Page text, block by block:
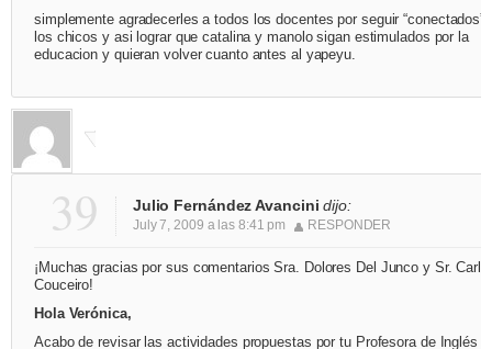
simplemente agradecerles a todos los docentes por seguir “conectados”
los chicos y asi lograr que catalina y manolo sigan estimulados por la
educacion y quieran volver cuanto antes al yapeyu.
39 Julio Fernández Avancini dijo:
July 7, 2009 a las 8:41 pm RESPONDER
¡Muchas gracias por sus comentarios Sra. Dolores Del Junco y Sr.
Couceiro!
Hola Verónica,
Acabo de revisar las actividades propuestas por tu Profesora de Inglés y